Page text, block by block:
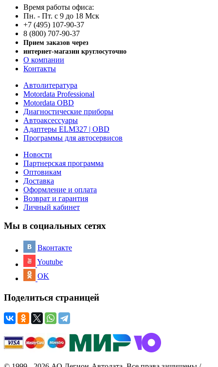
Время работы офиса:
Пн. - Пт. с 9 до 18 Мск
+7 (495) 107-90-37
8 (800) 707-90-37
Прием заказов через
интернет-магазин круглосуточно
О компании
Контакты
Автолитература
Motordata Professional
Motordata OBD
Диагностические приборы
Автоаксессуары
Адаптеры ELM327 | OBD
Программы для автосервисов
Новости
Партнерская программа
Оптовикам
Доставка
Оформление и оплата
Возврат и гарантия
Личный кабинет
Мы в социальных сетях
Вконтакте
Youtube
OK
Поделиться страницей